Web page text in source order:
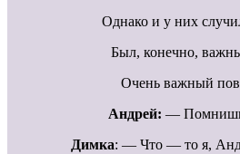
Однако и у них
Был, конечно,
Очень важный
Андрей: —
Димка: — Что — то я,